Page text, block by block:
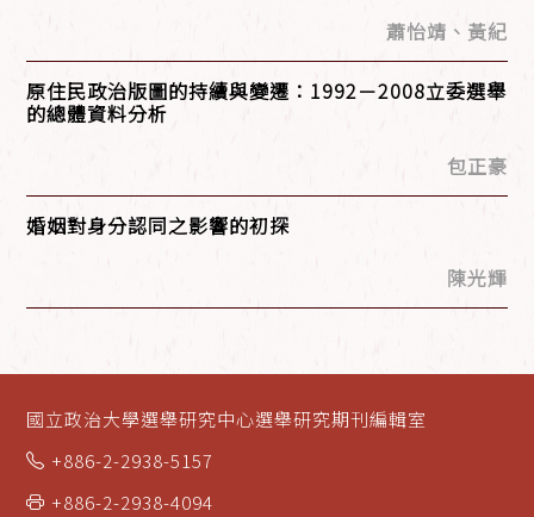
蕭怡靖、黃紀
原住民政治版圖的持續與變遷：1992－2008立委選舉
的總體資料分析
包正豪
婚姻對身分認同之影響的初探
陳光輝
國立政治大學選舉研究中心選舉研究期刊編輯室
+886-2-2938-5157
+886-2-2938-4094